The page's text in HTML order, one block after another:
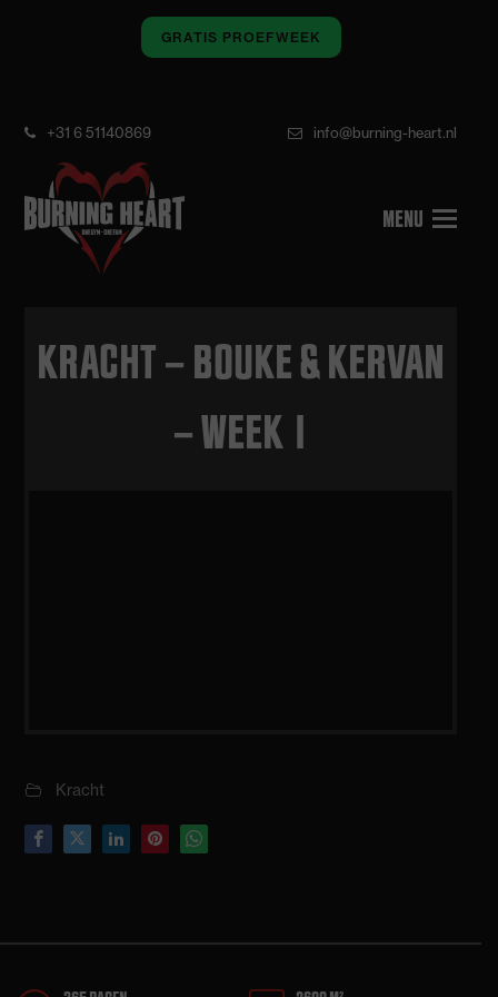
GRATIS PROEFWEEK
+31 6 51140869 info@burning-heart.nl
KRACHT – BOUKE & KERVAN
– WEEK 1
Kracht